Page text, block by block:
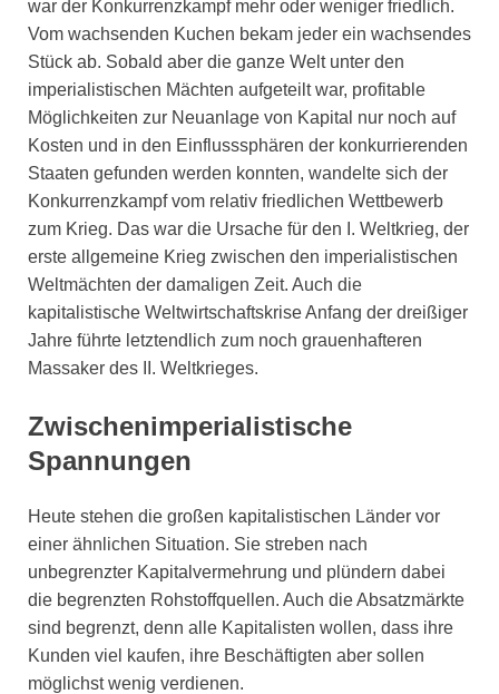
war der Konkurrenzkampf mehr oder weniger friedlich.
Vom wachsenden Kuchen bekam jeder ein wachsendes
Stück ab. Sobald aber die ganze Welt unter den
imperialistischen Mächten aufgeteilt war, profitable
Möglichkeiten zur Neuanlage von Kapital nur noch auf
Kosten und in den Einflusssphären der konkurrierenden
Staaten gefunden werden konnten, wandelte sich der
Konkurrenzkampf vom relativ friedlichen Wettbewerb
zum Krieg. Das war die Ursache für den I. Weltkrieg, der
erste allgemeine Krieg zwischen den imperialistischen
Weltmächten der damaligen Zeit. Auch die
kapitalistische Weltwirtschaftskrise Anfang der dreißiger
Jahre führte letztendlich zum noch grauenhafteren
Massaker des II. Weltkrieges.
Zwischenimperialistische
Spannungen
Heute stehen die großen kapitalistischen Länder vor
einer ähnlichen Situation. Sie streben nach
unbegrenzter Kapitalvermehrung und plündern dabei
die begrenzten Rohstoffquellen. Auch die Absatzmärkte
sind begrenzt, denn alle Kapitalisten wollen, dass ihre
Kunden viel kaufen, ihre Beschäftigten aber sollen
möglichst wenig verdienen.